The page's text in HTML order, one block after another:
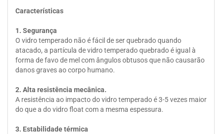
Características
1. Segurança
O vidro temperado não é fácil de ser quebrado quando
atacado, a partícula de vidro temperado quebrado é igual à
forma de favo de mel com ângulos obtusos que não causarão
danos graves ao corpo humano.
2. Alta resistência mecânica.
A resistência ao impacto do vidro temperado é 3-5 vezes maior
do que a do vidro float com a mesma espessura.
3. Estabilidade térmica